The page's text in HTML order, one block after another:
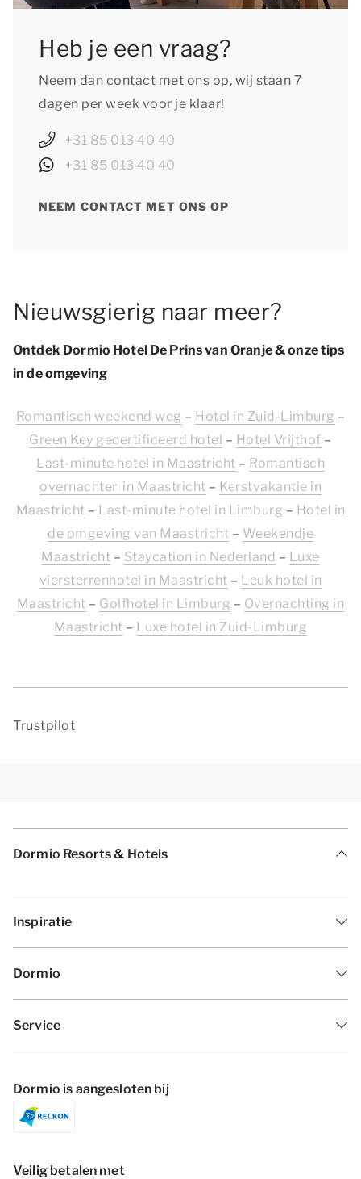
Heb je een vraag?
Neem dan contact met ons op, wij staan 7
dagen per week voor je klaar!
+31 85 013 40 40
+31 85 013 40 40
NEEM CONTACT MET ONS OP
Nieuwsgierig naar meer?
Ontdek Dormio Hotel De Prins van Oranje & onze tips
in de omgeving
Romantisch weekend weg – Hotel in Zuid-Limburg –
Green Key gecertificeerd hotel – Hotel Vrijthof –
Last-minute hotel in Maastricht – Romantisch
overnachten in Maastricht – Kerstvakantie in
Maastricht – Last-minute hotel in Limburg – Hotel in
de omgeving van Maastricht – Weekendje
Maastricht – Staycation in Nederland – Luxe
viersterrenhotel in Maastricht – Leuk hotel in
Maastricht – Golfhotel in Limburg – Overnachting in
Maastricht – Luxe hotel in Zuid-Limburg
Trustpilot
Dormio Resorts & Hotels
Inspiratie
Dormio
Service
Dormio is aangesloten bij
Veilig betalen met